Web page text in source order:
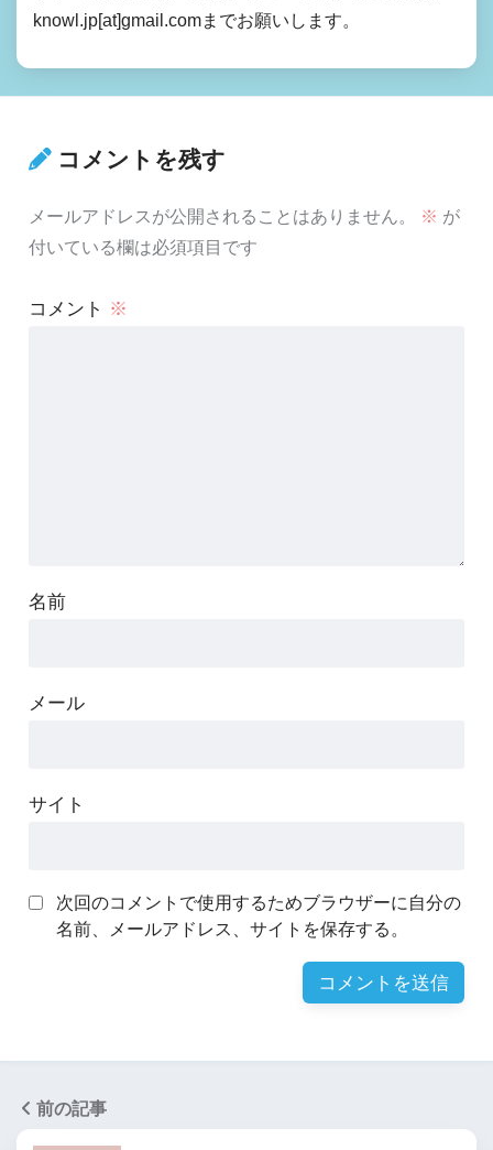
knowl.jp[at]gmail.comまでお願いします。
コメントを残す
メールアドレスが公開されることはありません。 ※ が
付いている欄は必須項目です
コメント ※
名前
メール
サイト
次回のコメントで使用するためブラウザーに自分の
名前、メールアドレス、サイトを保存する。
前の記事